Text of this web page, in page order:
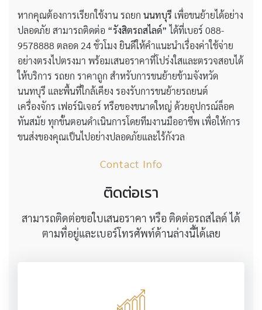
หากคุณต้องการเรียกใช้งาน รถยก นนทบุรี เพื่อขนย้ายได้อย่าง
ปลอดภัย สามารถติดต่อ “รังสิตรถสไลด์” ได้ที่เบอร์ 088-
9578888 ตลอด 24 ชั่วโมง ยินดีให้คำแนะนำเรื่องค่าใช้จ่าย
อย่างตรงไปตรงมา พร้อมเสนอราคาที่โปร่งใสและตรวจสอบได้
ให้บริการ รถยก ราคาถูก สำหรับการขนย้ายข้ามจังหวัด
นนทบุรี และพื้นที่ใกล้เคียง รองรับการขนย้ายรถยนต์
เครื่องจักร เฟอร์นิเจอร์ หรือของขนาดใหญ่ ด้วยอุปกรณ์ล็อค
ทันสมัย ทุกขั้นตอนดำเนินการโดยทีมงานมืออาชีพ เพื่อให้การ
ขนส่งของคุณเป็นไปอย่างปลอดภัยและไร้กังวล
Contact Info
ติดต่อเรา
สามารถติดต่อขอใบเสนอราคา หรือ ติดต่อรถสไลด์ ได้
ตามที่อยู่และเบอร์โทรศัพท์ด้านล่างนี้ได้เลย